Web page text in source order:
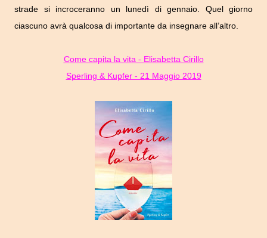
strade si incroceranno un lunedì di gennaio. Quel giorno
ciascuno avrà qualcosa di importante da insegnare all’altro.
Come capita la vita - Elisabetta Cirillo
Sperling & Kupfer - 21 Maggio 2019